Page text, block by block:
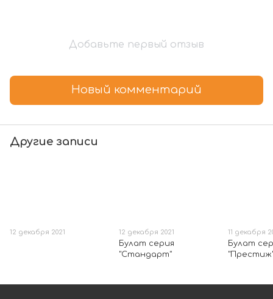
Добавьте первый отзыв
Новый комментарий
Другие записи
12 декабря 2021 12 декабря 2021
Булат серия
"Стандарт"
11 декабря
Булат